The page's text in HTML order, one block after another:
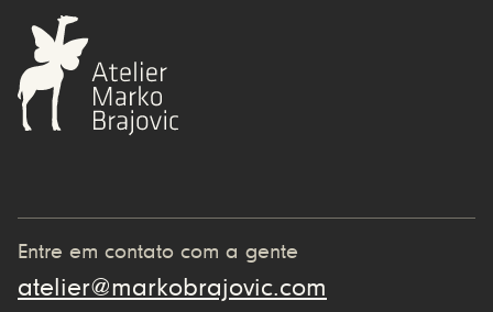
Entre em contato com a gente
atelier@markobrajovic.com